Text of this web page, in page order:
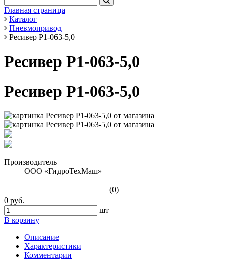
Главная страница
Каталог
Пневмопривод
Ресивер Р1-063-5,0
Ресивер Р1-063-5,0
Ресивер Р1-063-5,0
Производитель
ООО «ГидроТехМаш»
(0)
0 руб.
шт
В корзину
Описание
Характеристики
Комментарии